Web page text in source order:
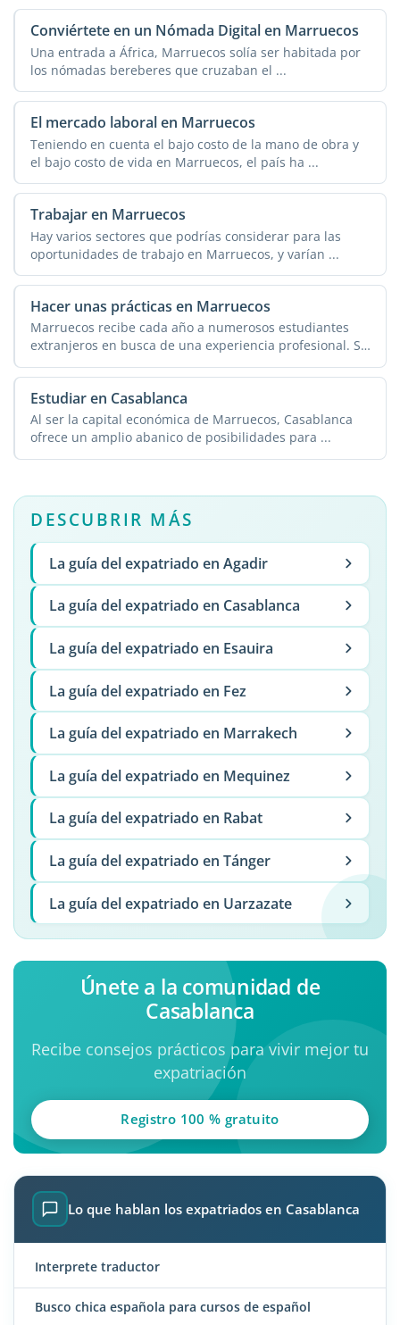
Conviértete en un Nómada Digital en Marruecos
Una entrada a África, Marruecos solía ser habitada por
los nómadas bereberes que cruzaban el ...
El mercado laboral en Marruecos
Teniendo en cuenta el bajo costo de la mano de obra y
el bajo costo de vida en Marruecos, el país ha ...
Trabajar en Marruecos
Hay varios sectores que podrías considerar para las
oportunidades de trabajo en Marruecos, y varían ...
Hacer unas prácticas en Marruecos
Marruecos recibe cada año a numerosos estudiantes
extranjeros en busca de una experiencia profesional. Si
...
Estudiar en Casablanca
Al ser la capital económica de Marruecos, Casablanca
ofrece un amplio abanico de posibilidades para ...
DESCUBRIR MÁS
La guía del expatriado en Agadir
La guía del expatriado en Casablanca
La guía del expatriado en Esauira
La guía del expatriado en Fez
La guía del expatriado en Marrakech
La guía del expatriado en Mequinez
La guía del expatriado en Rabat
La guía del expatriado en Tánger
La guía del expatriado en Uarzazate
Únete a la comunidad de
Casablanca
Recibe consejos prácticos para vivir mejor tu
expatriación
Registro 100 % gratuito
Lo que hablan los expatriados en Casablanca
Interprete traductor
Busco chica española para cursos de español